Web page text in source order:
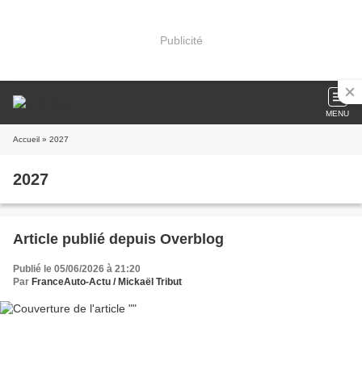
Publicité
MENU
Accueil » 2027
2027
Article publié depuis Overblog
Publié le 05/06/2026 à 21:20
Par FranceAuto-Actu / Mickaël Tribut